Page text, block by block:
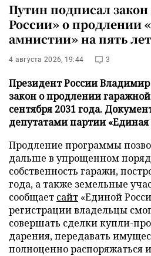
Путин подписал
России» о продлении
амнистии» на пять лет
4 августа 2026, 19:44 3
Президент России
закон о продлении
сентября 2031 года.
депутатами партии «Единая
Продление программы
дальше в упрощенном
собственность гаражи,
года, а также земельные
сообщает сайт «Единой
регистрации владельцы
совершать сделки купли-
дарения, передавать
полноценно распоряжаться